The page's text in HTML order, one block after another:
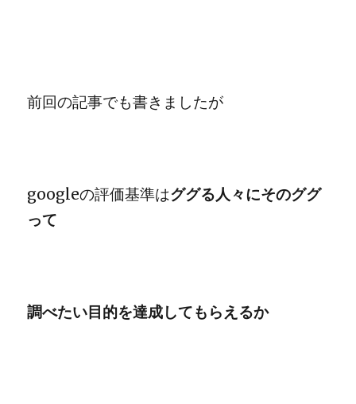
前回の記事でも書きましたが
googleの評価基準はググる人々にそのググ
って
調べたい目的を達成してもらえるか